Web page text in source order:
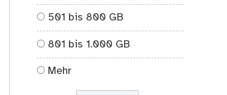
501 bis 800 GB
801 bis 1.000 GB
Mehr